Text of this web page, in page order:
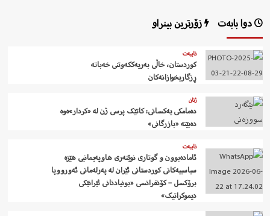
دوا بابەت زۆرترین بینراو
تایبەت
کوردستان، خاڵی بەریەککەوتنی خەباتە
ڕزگاریخوازانەکان
ژنان
دەمامکی یەکسانی: کاتێک پرسی ژن لە «کردار»ەوە
دەبێتە «بازرگانی»
تایبەت
ئامادەبوون و گوتاری نوێنەری هاوپەیمانیی هێزە
سیاسییەکانی کوردستانی ئێران لە پەرلەمانی ئەورووپا
برۆکسل – کۆنفرانسی «بونیادنانی ئێرانێکی
دیموکراتیک»